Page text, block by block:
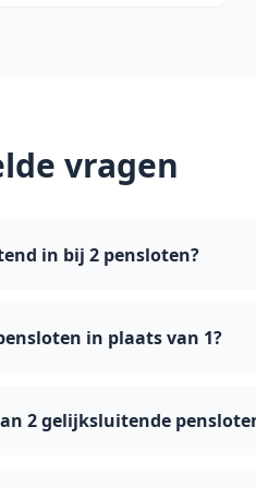
vragen
in bij 2 pensloten?
in plaats van 1?
2 gelijksluitende